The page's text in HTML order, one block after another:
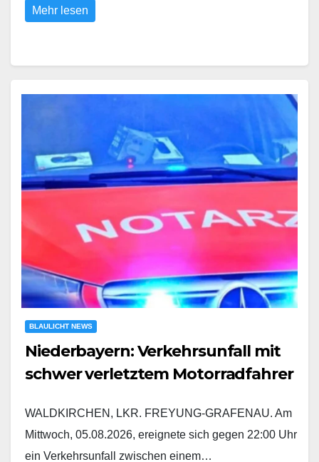
Mehr lesen
BLAULICHT NEWS
Niederbayern: Verkehrsunfall mit
schwer verletztem Motorradfahrer
WALDKIRCHEN, LKR. FREYUNG-GRAFENAU. Am
Mittwoch, 05.08.2026, ereignete sich gegen 22:00 Uhr
ein Verkehrsunfall zwischen einem…